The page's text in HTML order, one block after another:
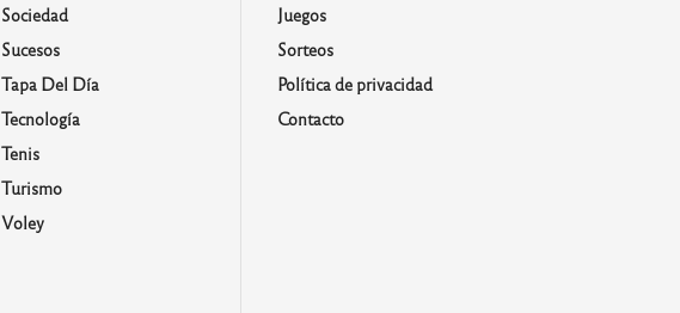
Sociedad
Sucesos
Tapa Del Día
Tecnología
Tenis
Turismo
Voley
Juegos
Sorteos
Política de privacidad
Contacto